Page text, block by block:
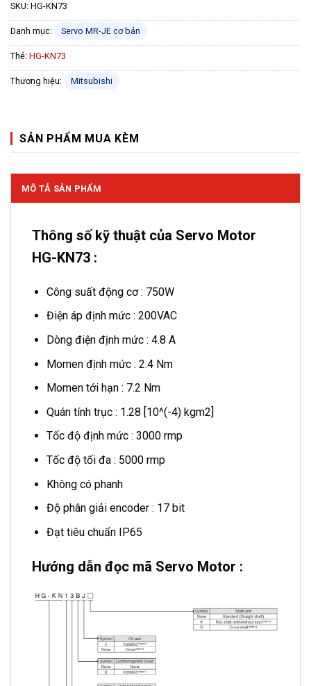
SKU: HG-KN73
Danh mục: Servo MR-JE cơ bản
Thẻ: HG-KN73
Thương hiệu: Mitsubishi
SẢN PHẨM MUA KÈM
MÔ TẢ SẢN PHẨM
Thông số kỹ thuật của Servo Motor
HG-KN73 :
Công suất động cơ : 750W
Điện áp định mức : 200VAC
Dòng điện định mức : 4.8 A
Momen định mức : 2.4 Nm
Momen tới hạn : 7.2 Nm
Quán tính trục : 1.28 [10^(-4) kgm2]
Tốc độ định mức : 3000 rmp
Tốc độ tối đa : 5000 rmp
Không có phanh
Độ phân giải encoder : 17 bit
Đạt tiêu chuẩn IP65
Hướng dẫn đọc mã Servo Motor :